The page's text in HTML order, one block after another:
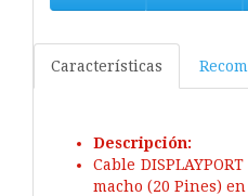
Características
Descripción:
Cable
macho (20 Pines)